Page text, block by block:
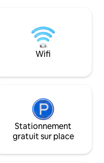
un
du
nature et
animaux de
canards, chats et
Wifi
Stationnement
gratuit sur place